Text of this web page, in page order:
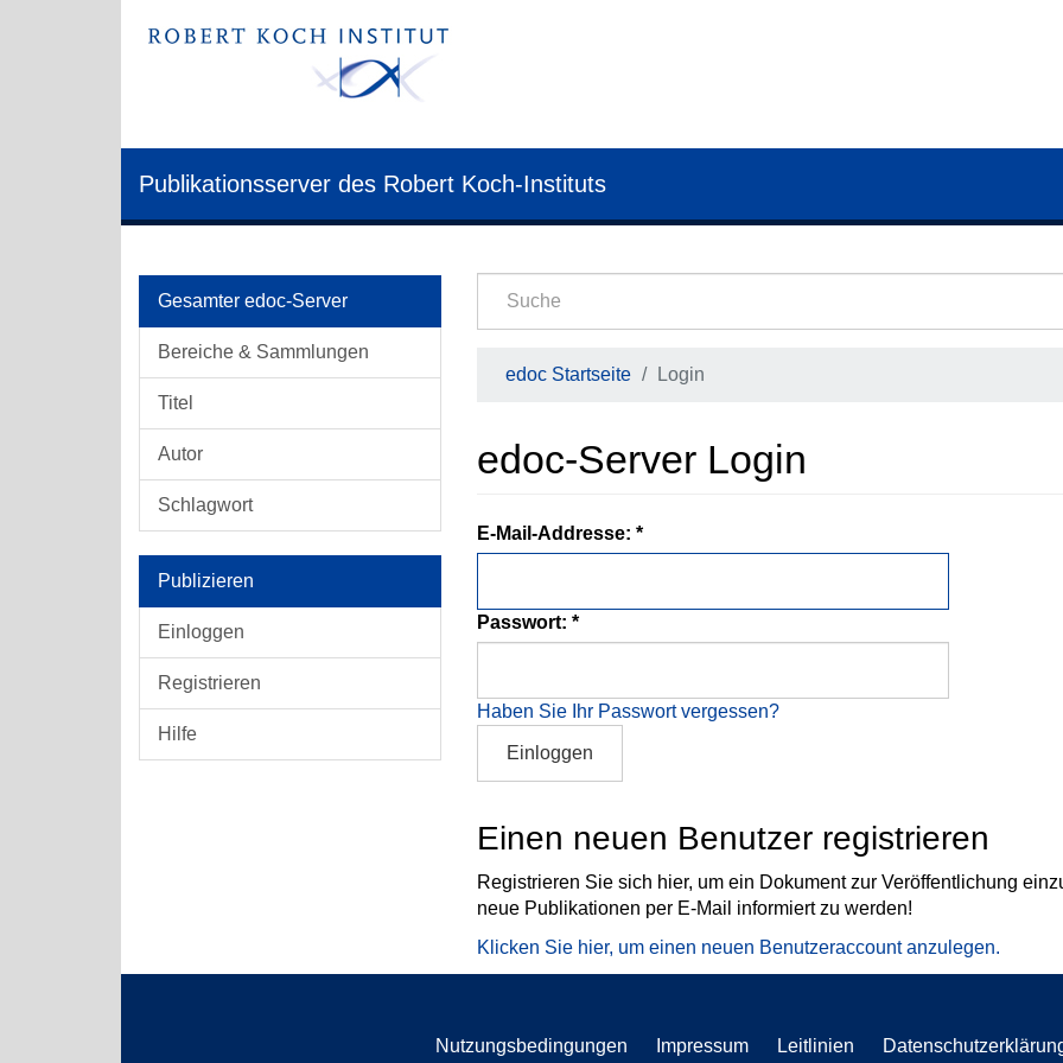
Publikationsserver des Robert Koch-Instituts
Gesamter edoc-Server
Bereiche & Sammlungen
Titel
Autor
Schlagwort
Publizieren
Einloggen
Registrieren
Hilfe
edoc Startseite Login
edoc-Server Login
E-Mail-Addresse:
Passwort:
Haben Sie Ihr Passwort vergessen?
Einloggen
Einen neuen Benutzer registrieren
Registrieren Sie sich hier, um ein Dokument zur Veröffentlichung
neue Publikationen per E-Mail informiert zu werden!
Klicken Sie hier, um einen neuen Benutzeraccount anzulegen.
Nutzungsbedingungen Impressum Leitlinien